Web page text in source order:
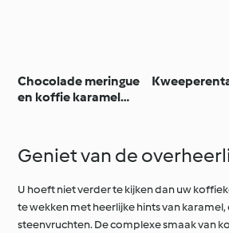
Chocolade meringue
en koffie karamel
Geniet van de
U hoeft niet verder te kijken dan uw
te wekken met heerlijke hints van
steenvruchten. De complexe smaak van